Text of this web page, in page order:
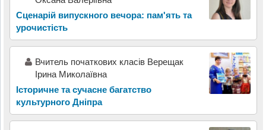
Сценарій випускного вечора: пам'ять та
урочистість
Вчитель початкових класів Верещак
Ірина Миколаївна
Історичне та сучасне багатство
культурного Дніпра